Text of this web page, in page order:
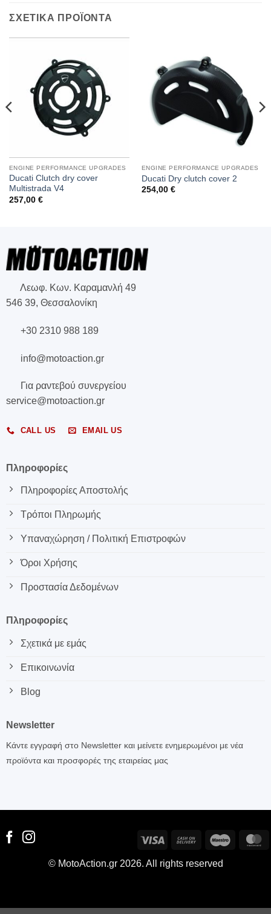
ΣΧΕΤΙΚΑ ΠΡΟΪΟΝΤΑ
ENGINE PERFORMANCE UPGRADES
Ducati Clutch dry cover
Multistrada V4
257,00 €
ENGINE PERFORMANCE UPGRADES
Ducati Dry clutch cover 2
254,00 €
Λεωφ. Κων. Καραμανλή 49
546 39, Θεσσαλονίκη
+30 2310 988 189
info@motoaction.gr
Για ραντεβού συνεργείου
service@motoaction.gr
CALL US EMAIL US
Πληροφορίες
Πληροφορίες Αποστολής
Τρόποι Πληρωμής
Υπαναχώρηση / Πολιτική Επιστροφών
Όροι Χρήσης
Προστασία Δεδομένων
Πληροφορίες
Σχετικά με εμάς
Επικοινωνία
Blog
Newsletter
Κάντε εγγραφή στο Newsletter και μείνετε ενημερωμένοι με νέα
προϊόντα και προσφορές της εταιρείας μας
© MotoAction.gr 2026. All rights reserved
Visa
Cash
Delivery
Maestro